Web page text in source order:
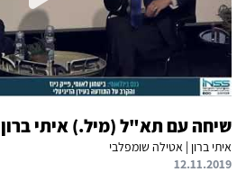
שיחה עם תא"ל (מיל.) איתי ברון
איתי ברון | אטילה שומפלבי
12.11.2019